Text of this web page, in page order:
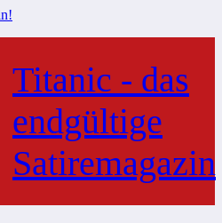
Titanic - das
endgültige
Satiremagazin